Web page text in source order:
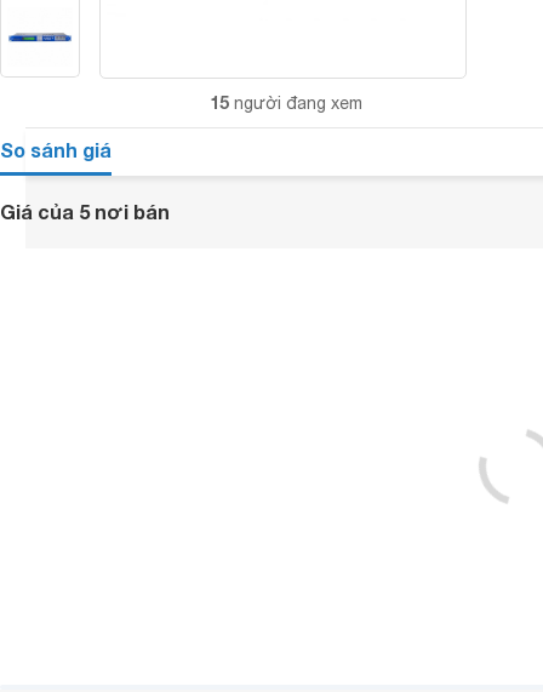
15 người đang xem
So sánh giá
Giá của 5 nơi bán